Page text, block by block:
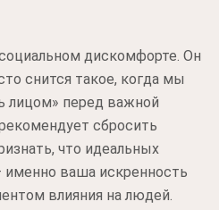
дискомфорте. Он
снится такое, когда мы
лицом» перед важной
сбросить
что идеальных
ваша искренность
влияния на людей.